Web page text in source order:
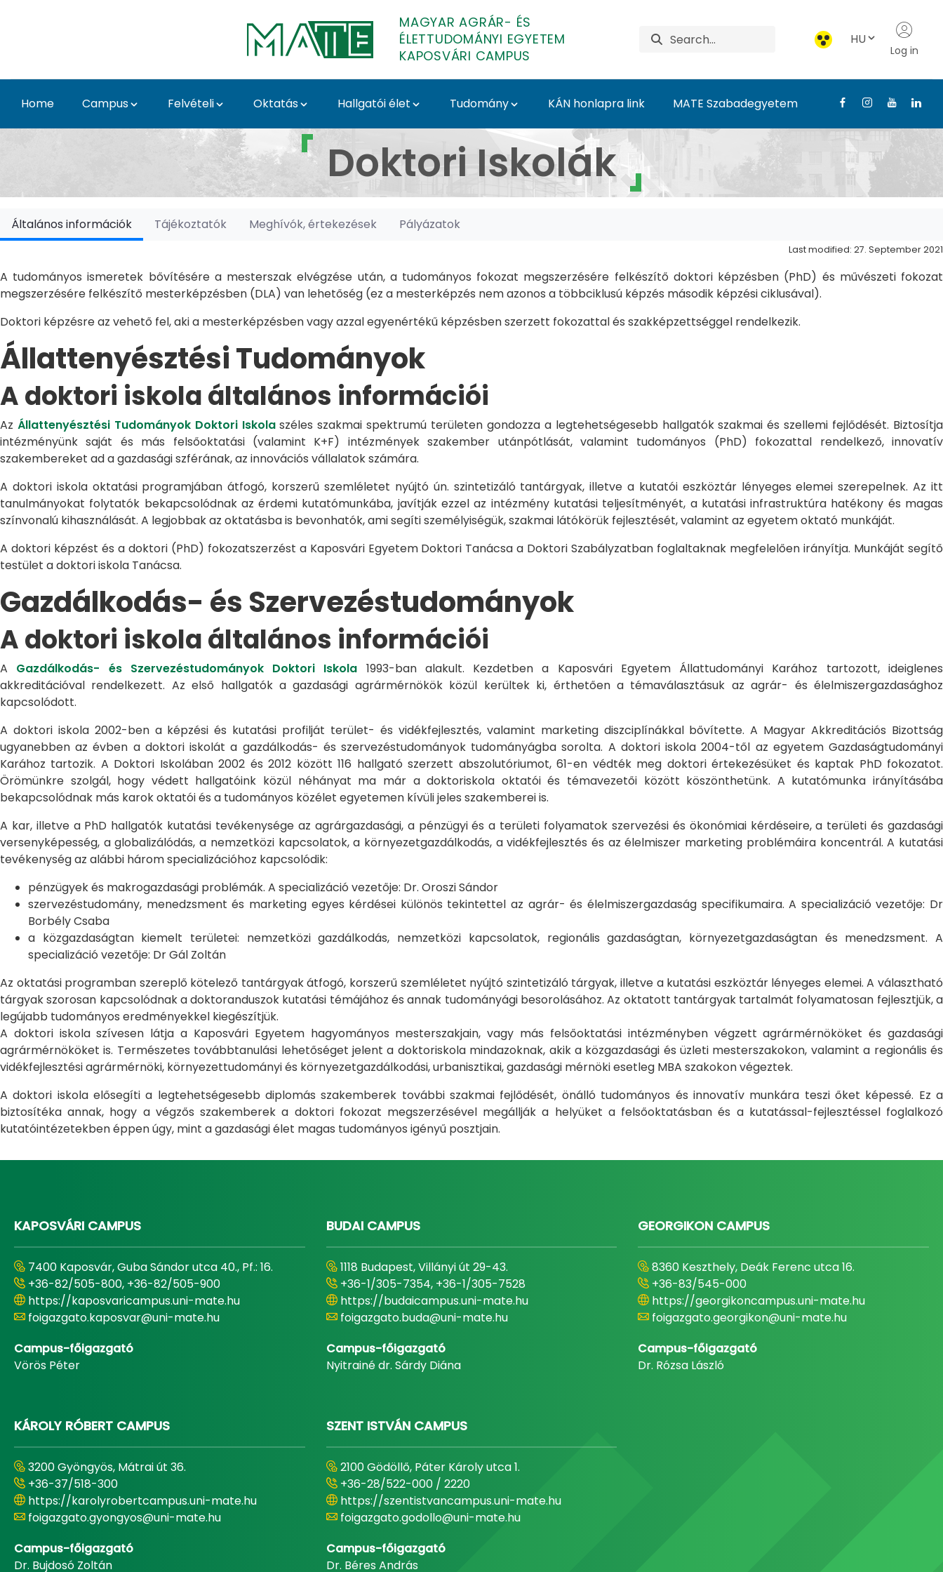
MAGYAR AGRÁR- ÉS
ÉLETTUDOMÁNYI EGYETEM
KAPOSVÁRI CAMPUS
HU
Log in
Home Campus Felvételi Oktatás Hallgatói élet Tudomány KÁN honlapra link MATE Szabadegyetem
Doktori Iskolák - Kaposvári Campus
Doktori Iskolák
Általános információk Tájékoztatók Meghívók, értekezések Pályázatok
Last modified: 27. September 2021
A tudományos ismeretek bővítésére a mesterszak elvégzése után, a tudományos fokozat megszerzésére felkészítő doktori képzésben (PhD) és művészeti fokozat
megszerzésére felkészítő mesterképzésben (DLA) van lehetőség (ez a mesterképzés nem azonos a többciklusú képzés második képzési ciklusával).
Doktori képzésre az vehető fel, aki a mesterképzésben vagy azzal egyenértékű képzésben szerzett fokozattal és szakképzettséggel rendelkezik.
Állattenyésztési Tudományok
A doktori iskola általános információi
Az Állattenyésztési Tudományok Doktori Iskolaszéles szakmai spektrumú területen gondozza a legtehetségesebb hallgatók szakmai és szellemi fejlődését. Biztosítja
intézményünk saját és más felsőoktatási (valamint K+F) intézmények szakember utánpótlását, valamint tudományos (PhD) fokozattal rendelkező, innovatív
szakembereket ad a gazdasági szférának, az innovációs vállalatok számára.
A doktori iskola oktatási programjában átfogó, korszerű szemléletet nyújtó ún. szintetizáló tantárgyak, illetve a kutatói eszköztár lényeges elemei szerepelnek. Az itt
tanulmányokat folytatók bekapcsolódnak az érdemi kutatómunkába, javítják ezzel az intézmény kutatási teljesítményét, a kutatási infrastruktúra hatékony és magas
színvonalú kihasználását. A legjobbak az oktatásba is bevonhatók, ami segíti személyiségük, szakmai látókörük fejlesztését, valamint az egyetem oktató munkáját.
A doktori képzést és a doktori (PhD) fokozatszerzést a Kaposvári Egyetem Doktori Tanácsa a Doktori Szabályzatban foglaltaknak megfelelően irányítja. Munkáját segítő
testület a doktori iskola Tanácsa.
Gazdálkodás- és Szervezéstudományok
A doktori iskola általános információi
A Gazdálkodás- és Szervezéstudományok Doktori Iskola 1993-ban alakult. Kezdetben a Kaposvári Egyetem Állattudományi Karához tartozott, ideiglenes
akkreditációval rendelkezett. Az első hallgatók a gazdasági agrármérnökök közül kerültek ki, érthetően a témaválasztásuk az agrár- és élelmiszergazdasághoz
kapcsolódott.
A doktori iskola 2002-ben a képzési és kutatási profilját terület- és vidékfejlesztés, valamint marketing diszciplínákkal bővítette. A Magyar Akkreditációs Bizottság
ugyanebben az évben a doktori iskolát a gazdálkodás- és szervezéstudományok tudományágba sorolta. A doktori iskola 2004-től az egyetem Gazdaságtudományi
Karához tartozik. A Doktori Iskolában 2002 és 2012 között 116 hallgató szerzett abszolutóriumot, 61-en védték meg doktori értekezésüket és kaptak PhD fokozatot.
Örömünkre szolgál, hogy védett hallgatóink közül néhányat ma már a doktoriskola oktatói és témavezetői között köszönthetünk. A kutatómunka irányításába
bekapcsolódnak más karok oktatói és a tudományos közélet egyetemen kívüli jeles szakemberei is.
A kar, illetve a PhD hallgatók kutatási tevékenysége az agrárgazdasági, a pénzügyi és a területi folyamatok szervezési és ökonómiai kérdéseire, a területi és gazdasági
versenyképesség, a globalizálódás, a nemzetközi kapcsolatok, a környezetgazdálkodás, a vidékfejlesztés és az élelmiszer marketing problémáira koncentrál. A kutatási
tevékenység az alábbi három specializációhoz kapcsolódik:
pénzügyek és makrogazdasági problémák. A specializáció vezetője: Dr. Oroszi Sándor
szervezéstudomány, menedzsment és marketing egyes kérdései különös tekintettel az agrár- és élelmiszergazdaság specifikumaira. A specializáció vezetője: Dr
Borbély Csaba
a közgazdaságtan kiemelt területei: nemzetközi gazdálkodás, nemzetközi kapcsolatok, regionális gazdaságtan, környezetgazdaságtan és menedzsment. A
specializáció vezetője: Dr Gál Zoltán
Az oktatási programban szereplő kötelező tantárgyak átfogó, korszerű szemléletet nyújtó szintetizáló tárgyak, illetve a kutatási eszköztár lényeges elemei. A választható
tárgyak szorosan kapcsolódnak a doktoranduszok kutatási témájához és annak tudományági besorolásához. Az oktatott tantárgyak tartalmát folyamatosan fejlesztjük, a
legújabb tudományos eredményekkel kiegészítjük.
A doktori iskola szívesen látja a Kaposvári Egyetem hagyományos mesterszakjain, vagy más felsőoktatási intézményben végzett agrármérnököket és gazdasági
agrármérnököket is. Természetes továbbtanulási lehetőséget jelent a doktoriskola mindazoknak, akik a közgazdasági és üzleti mesterszakokon, valamint a regionális és
vidékfejlesztési agrármérnöki, környezettudományi és környezetgazdálkodási, urbanisztikai, gazdasági mérnöki esetleg MBA szakokon végeztek.
A doktori iskola elősegíti a legtehetségesebb diplomás szakemberek további szakmai fejlődését, önálló tudományos és innovatív munkára teszi őket képessé. Ez a
biztosítéka annak, hogy a végzős szakemberek a doktori fokozat megszerzésével megállják a helyüket a felsőoktatásban és a kutatással-fejlesztéssel foglalkozó
kutatóintézetekben éppen úgy, mint a gazdasági élet magas tudományos igényű posztjain.
KAPOSVÁRI CAMPUS
7400 Kaposvár, Guba Sándor utca 40., Pf.: 16.
+36-82/505-800, +36-82/505-900
https://kaposvaricampus.uni-mate.hu
foigazgato.kaposvar@uni-mate.hu
Campus-főigazgató
Vörös Péter
BUDAI CAMPUS
1118 Budapest, Villányi út 29-43.
+36-1/305-7354, +36-1/305-7528
https://budaicampus.uni-mate.hu
foigazgato.buda@uni-mate.hu
Campus-főigazgató
Nyitrainé dr. Sárdy Diána
GEORGIKON CAMPUS
8360 Keszthely, Deák Ferenc utca 16.
+36-83/545-000
https://georgikoncampus.uni-mate.hu
foigazgato.georgikon@uni-mate.hu
Campus-főigazgató
Dr. Rózsa László
KÁROLY RÓBERT CAMPUS
3200 Gyöngyös, Mátrai út 36.
+36-37/518-300
https://karolyrobertcampus.uni-mate.hu
foigazgato.gyongyos@uni-mate.hu
Campus-főigazgató
Dr. Bujdosó Zoltán
SZENT ISTVÁN CAMPUS
2100 Gödöllő, Páter Károly utca 1.
+36-28/522-000 / 2220
https://szentistvancampus.uni-mate.hu
foigazgato.godollo@uni-mate.hu
Campus-főigazgató
Dr. Béres András